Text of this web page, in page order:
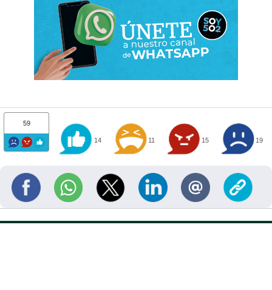
59
14 11 15 19